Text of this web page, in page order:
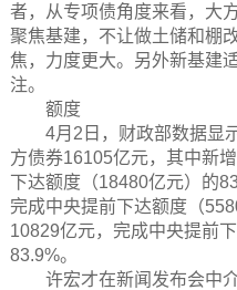
者，从专项债角度来看，大
聚焦基建，不让做土储和棚
焦，力度更大。另外新基建
注。
额度
4月2日，财政部数据显
方债券16105亿元，其中新
下达额度（18480亿元）的
完成中央提前下达额度（
10829亿元，完成中央提前
83.9%。
许宏才在新闻发布会中